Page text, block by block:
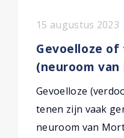
15 augustus 2023
Gevoelloze
(neuroom
Gevoelloze
tenen zijn vaak
neuroom van